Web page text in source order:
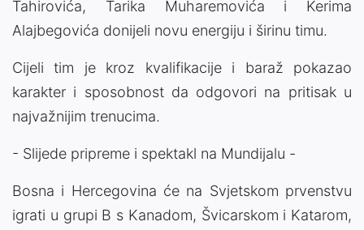
Tahirovića, Tarika Muharemovića i Kerima
Alajbegovića donijeli novu energiju i širinu timu.
Cijeli tim je kroz kvalifikacije i baraž pokazao
karakter i sposobnost da odgovori na pritisak u
najvažnijim trenucima.
- Slijede pripreme i spektakl na Mundijalu -
Bosna i Hercegovina će na Svjetskom prvenstvu
igrati u grupi B s Kanadom, Švicarskom i Katarom,